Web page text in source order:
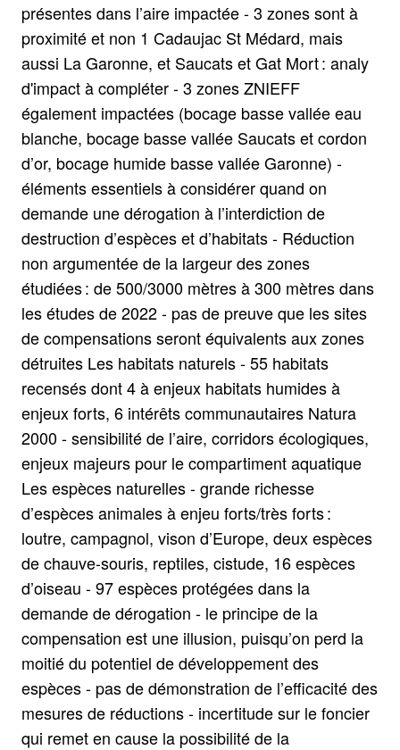
présentes dans l’aire impactée - 3 zones sont à
proximité et non 1 Cadaujac St Médard, mais
aussi La Garonne, et Saucats et Gat Mort : analy
d'impact à compléter - 3 zones ZNIEFF
également impactées (bocage basse vallée eau
blanche, bocage basse vallée Saucats et cordon
d’or, bocage humide basse vallée Garonne) -
éléments essentiels à considérer quand on
demande une dérogation à l’interdiction de
destruction d’espèces et d’habitats - Réduction
non argumentée de la largeur des zones
étudiées : de 500/3000 mètres à 300 mètres dans
les études de 2022 - pas de preuve que les sites
de compensations seront équivalents aux zones
détruites Les habitats naturels - 55 habitats
recensés dont 4 à enjeux habitats humides à
enjeux forts, 6 intérêts communautaires Natura
2000 - sensibilité de l’aire, corridors écologiques,
enjeux majeurs pour le compartiment aquatique
Les espèces naturelles - grande richesse
d’espèces animales à enjeu forts/très forts :
loutre, campagnol, vison d’Europe, deux espèces
de chauve-souris, reptiles, cistude, 16 espèces
d’oiseau - 97 espèces protégées dans la
demande de dérogation - le principe de la
compensation est une illusion, puisqu’on perd la
moitié du potentiel de développement des
espèces - pas de démonstration de l’efficacité des
mesures de réductions - incertitude sur le foncier
qui remet en cause la possibilité de la